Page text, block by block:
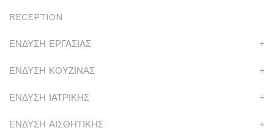
RECEPTION
ΕΝΔΥΣΗ ΕΡΓΑΣΙΑΣ +
ΕΝΔΥΣΗ ΚΟΥΖΙΝΑΣ +
ΕΝΔΥΣΗ ΙΑΤΡΙΚΗΣ +
ΕΝΔΥΣΗ ΑΙΣΘΗΤΙΚΗΣ +